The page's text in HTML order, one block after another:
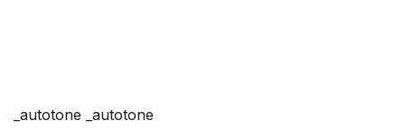
_autotone _autotone